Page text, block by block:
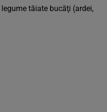
tăiate bucăţi (ardei,